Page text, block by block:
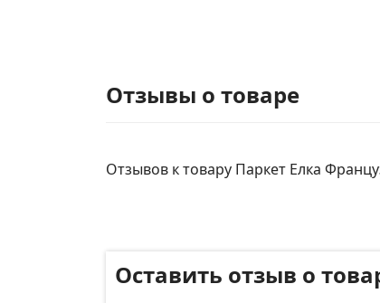
Отзывы о товаре
Отзывов к товару Паркет Елка
Оставить отзыв о